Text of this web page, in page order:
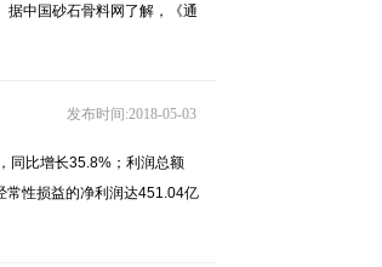
据中国砂石骨料网了解，《通
发布时间:2018-05-03
同比增长35.8%；利润总额
性损益的净利润达451.04亿